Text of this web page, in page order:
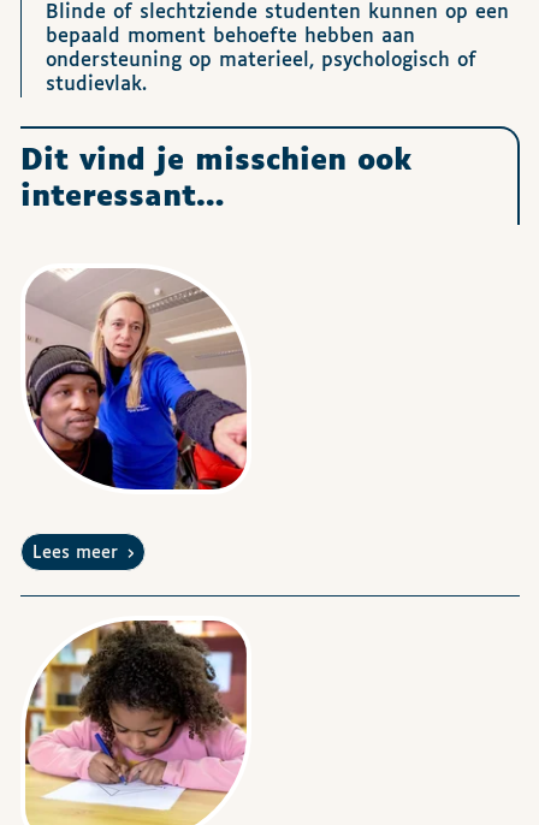
Blinde of slechtziende studenten kunnen op een
bepaald moment behoefte hebben aan
ondersteuning op materieel, psychologisch of
studievlak.
Dit vind je misschien ook
interessant…
Lees meer